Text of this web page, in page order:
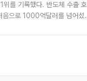
를 기록했다. 반도체 수출 호
음으로 1000억달러를 넘어섰